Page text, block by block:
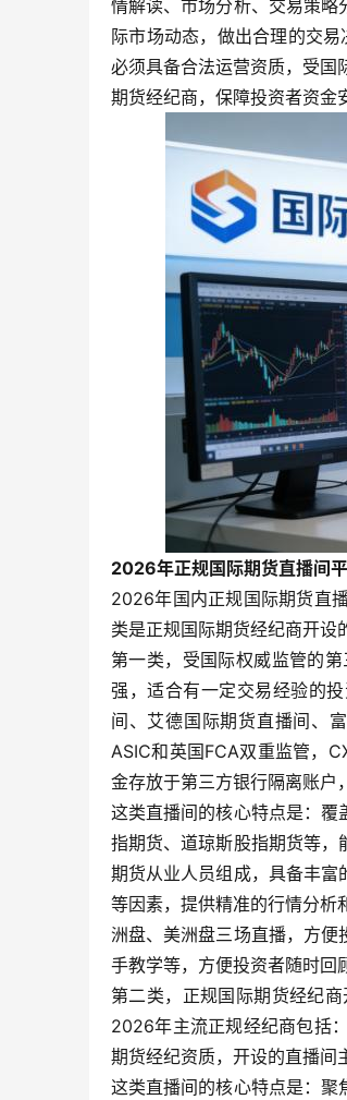
情解读、市场分析、交易策略
际市场动态，做出合理的交
必须具备合法运营资质，受国
期货经纪商，保障投资者资金
2026年正规国际期货直播间平
2026年国内正规国际期货直
类是正规国际期货经纪商开设
第一类，受国际权威监管的
强，适合有一定交易经验的
间、艾德国际期货直播间、
ASIC和英国FCA双重监管，
金存放于第三方银行隔离账户
这类直播间的核心特点是：
指期货、道琼斯股指期货等，
期货从业人员组成，具备丰
等因素，提供精准的行情分析
洲盘、美洲盘三场直播，方
手教学等，方便投资者随时回
第二类，正规国际期货经纪
2026年主流正规经纪商包括
期货经纪资质，开设的直播间
这类直播间的核心特点是：